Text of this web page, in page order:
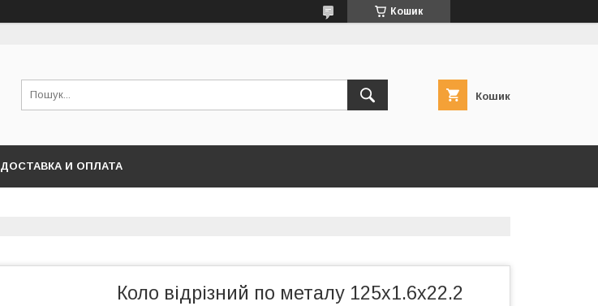
Кошик
Кошик
ДОСТАВКА И ОПЛАТА
Коло відрізний по металу 125х1.6х22.2